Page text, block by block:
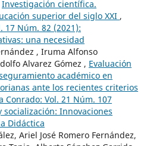
Investigación científica.
superior del siglo XXI ,
17 Núm. 82 (2021):
una necesidad
, Iruma Alfonso
Alvarez Gómez , Evaluación
académico en
ante los recientes criterios
Conrado: Vol. 21 Núm. 107
socialización: Innovaciones
Didáctica
Ariel José Romero Fernández,